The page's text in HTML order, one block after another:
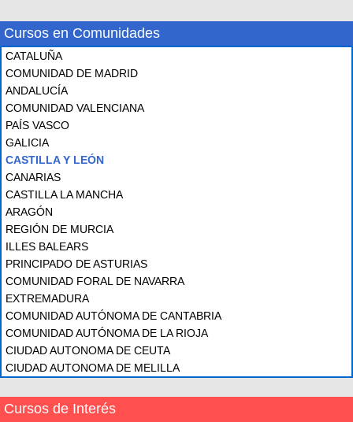
Cursos en Comunidades
CATALUÑA
COMUNIDAD DE MADRID
ANDALUCÍA
COMUNIDAD VALENCIANA
PAÍS VASCO
GALICIA
CASTILLA Y LEÓN
CANARIAS
CASTILLA LA MANCHA
ARAGÓN
REGIÓN DE MURCIA
ILLES BALEARS
PRINCIPADO DE ASTURIAS
COMUNIDAD FORAL DE NAVARRA
EXTREMADURA
COMUNIDAD AUTÓNOMA DE CANTABRIA
COMUNIDAD AUTÓNOMA DE LA RIOJA
CIUDAD AUTONOMA DE CEUTA
CIUDAD AUTONOMA DE MELILLA
Cursos de Interés